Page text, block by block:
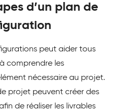
d’un plan de
peut aider tous
comprendre les
nécessaire au projet.
projet peuvent créer des
de réaliser les livrables